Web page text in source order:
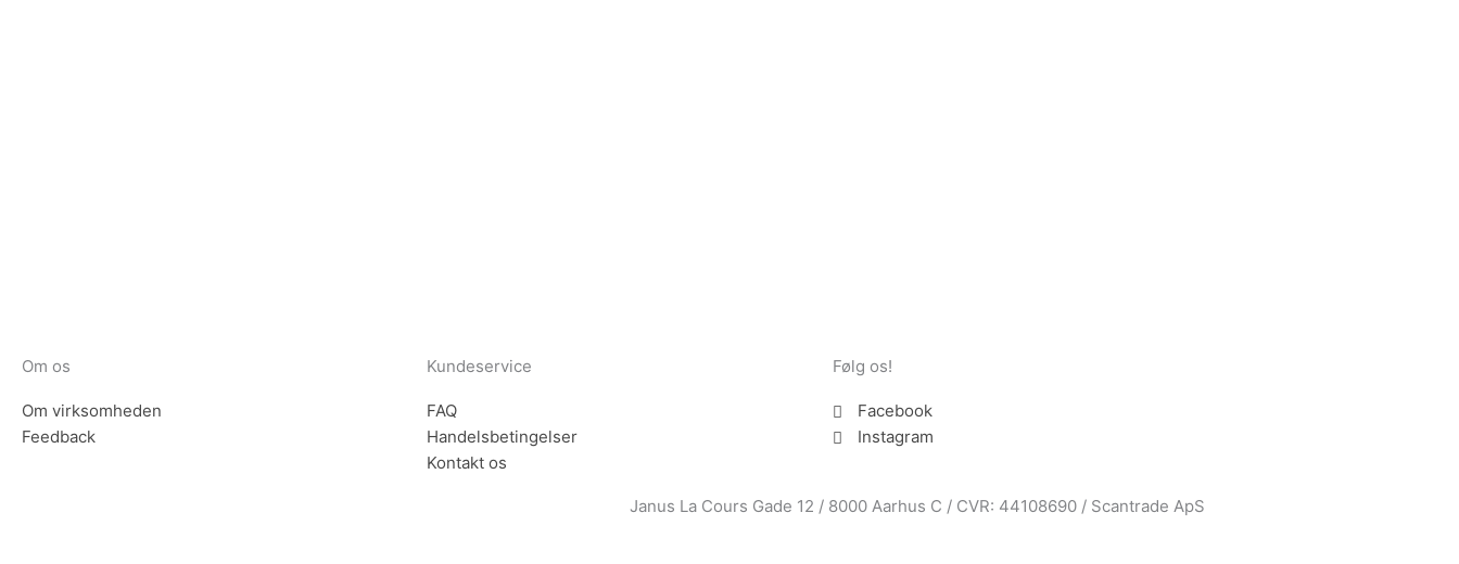
Om os
Om virksomheden
Feedback
Kundeservice
FAQ
Handelsbetingelser
Kontakt os
Følg os!
Facebook
Instagram
Janus La Cours Gade 12 / 8000 Aarhus C / CVR: 44108690 / Scantrade ApS